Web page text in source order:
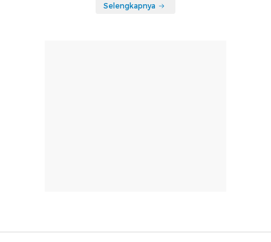
Selengkapnya